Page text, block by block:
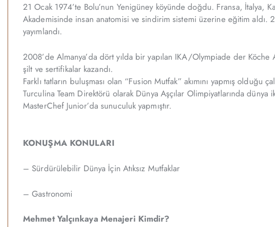
21 Ocak 1974’te Bolu’nun Yenigüney köyünde doğdu. Fransa, İtalya,
Akademisinde insan anatomisi ve sindirim sistemi üzerine eğitim aldı.
yayımlandı.
2008’de Almanya’da dört yılda bir yapılan IKA/Olympiade der
şilt ve sertifikalar kazandı.
Farklı tatların buluşması olan “Fusion Mutfak” akımını yapmış
Turculina Team Direktörü olarak Dünya Aşçılar Olimpiyatlarında dünya
MasterChef Junior’da sunuculuk yapmıştır.
KONUŞMA KONULARI
– Sürdürülebilir Dünya İçin Atıksız Mutfaklar
– Gastronomi
Mehmet Yalçınkaya Menajeri Kimdir?